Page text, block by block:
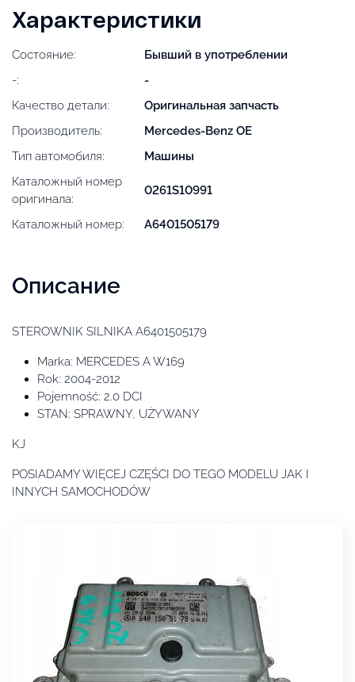
Характеристики
Состояние:
Бывший в употреблении
-:
-
Качество детали:
Оригинальная запчасть
Производитель:
Mercedes-Benz OE
Тип автомобиля:
Машины
Каталожный номер
оригинала:
0261S10991
Каталожный номер: A6401505179
Описание
STEROWNIK SILNIKA A6401505179
Marka: MERCEDES A W169
Rok: 2004-2012
Pojemność: 2.0 DCI
STAN: SPRAWNY, UŻYWANY
KJ
POSIADAMY WIĘCEJ CZĘŚCI DO TEGO MODELU JAK I
INNYCH SAMOCHODÓW